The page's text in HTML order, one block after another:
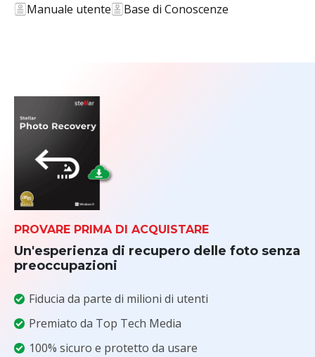
Manuale utente
Base di Conoscenze
PROVARE PRIMA DI ACQUISTARE
Un'esperienza di recupero delle foto senza
preoccupazioni
Fiducia da parte di milioni di utenti
Premiato da Top Tech Media
100% sicuro e protetto da usare